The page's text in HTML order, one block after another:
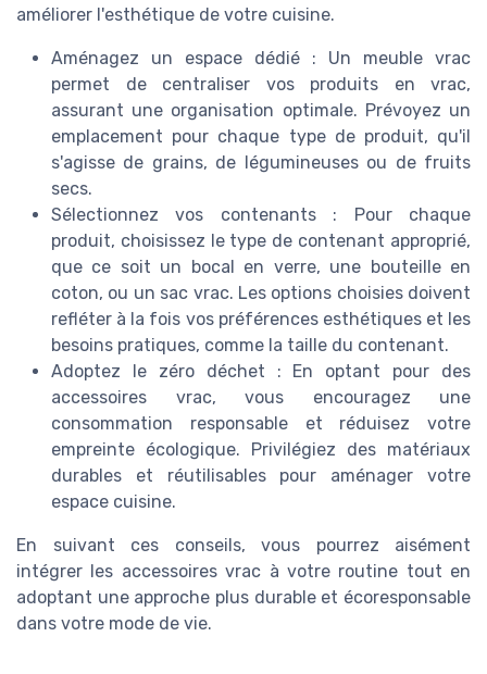
améliorer l'esthétique de votre cuisine.
Aménagez un espace dédié : Un meuble vrac
permet de centraliser vos produits en vrac,
assurant une organisation optimale. Prévoyez un
emplacement pour chaque type de produit, qu'il
s'agisse de grains, de légumineuses ou de fruits
secs.
Sélectionnez vos contenants : Pour chaque
produit, choisissez le type de contenant approprié,
que ce soit un bocal en verre, une bouteille en
coton, ou un sac vrac. Les options choisies doivent
refléter à la fois vos préférences esthétiques et les
besoins pratiques, comme la taille du contenant.
Adoptez le zéro déchet : En optant pour des
accessoires vrac, vous encouragez une
consommation responsable et réduisez votre
empreinte écologique. Privilégiez des matériaux
durables et réutilisables pour aménager votre
espace cuisine.
En suivant ces conseils, vous pourrez aisément
intégrer les accessoires vrac à votre routine tout en
adoptant une approche plus durable et écoresponsable
dans votre mode de vie.